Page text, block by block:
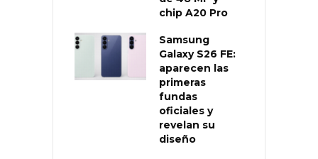
chip A20 Pro
Samsung
Galaxy S26 FE:
aparecen las
primeras
fundas
oficiales y
revelan su
diseño